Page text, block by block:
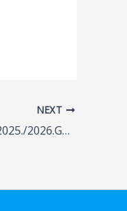
NEXT
RAZREDNI ODJELI I RAZREDNICI U ŠKOLSKOJ 2025./2026.GODINI